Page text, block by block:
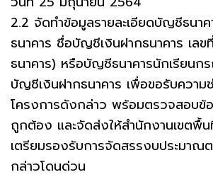
2.2 จัดทำข้อมูลรายละเอียดบัญชีธนา
ธนาคาร ชื่อบัญชีเงินฝากธนาคาร เล
ธนาคาร) หรือบัญชีธนาคารนักเรียน
บัญชีเงินฝากธนาคาร เพื่อขอรับความ
โครงการดังกล่าว พร้อมตรวจสอบข้
ถูกต้อง และจัดส่งให้สำนักงานเขตพื้
เตรียมรองรับการจัดสรรงบประมาณ
กล่าวโดนด่วน